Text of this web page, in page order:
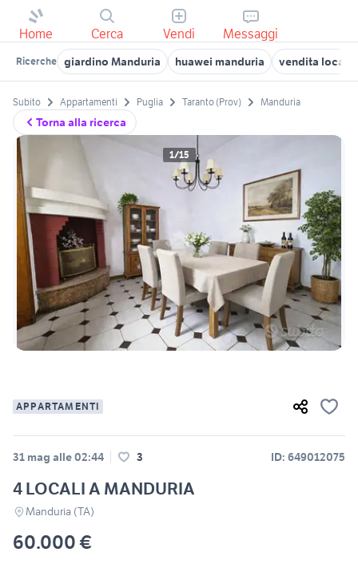
Home Cerca Vendi Messaggi
Ricerche giardino Manduria huawei manduria vendita locali
Torna alla ricerca
Subito Appartamenti Puglia Taranto (Prov) Manduria
1/15
APPARTAMENTI
31 mag alle 02:44 3 ID: 649012075
4 LOCALI A MANDURIA
Manduria (TA)
60.000 €